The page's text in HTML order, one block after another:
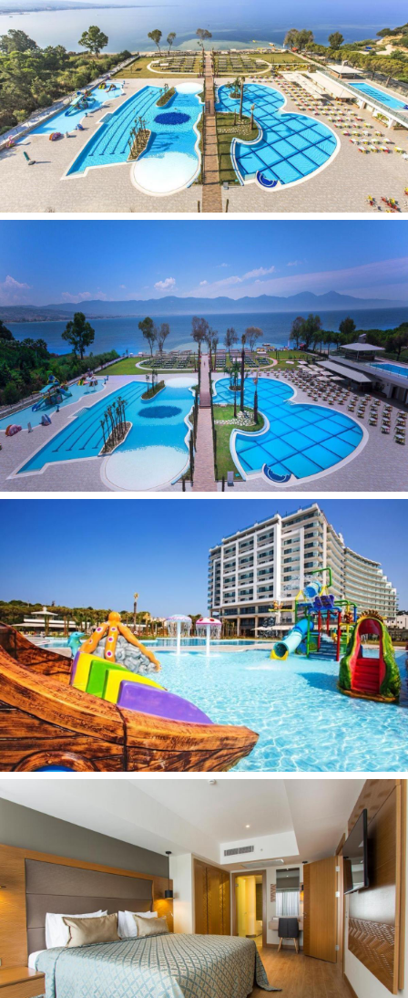
rankšluosčių keitimas: kasdien
aptarnavimas numeriuose: visą parą, mokamai
lyginimo lenta: pagal atskirą užklausimą
telefonas
kavos/arbatos rinkinys
internetas: Wi-Fi:nemokamai
Viešbučio teritorijoje:
restoranai: 1 (pagrindinis)
barai: 6
uždari baseinai: 1 (vienas iš jų Thalasso Therapy ir SPA
centre, už papildomą mokestį)
konferencijų salės: 4 (40-620 asm.)
prie baseino: paplūdimio rankšluosčiai:
nemokamai
prie baseino: skėčiai, gultai:nemokamai
drabužių valymo paslaugos
a la carte restoranai: 5 (azijietiškas, tarptautinis, Pietų
Amerikos, Tolimųjų Rytų organiškas vegetariškas - pagal
išankstinę rezervaciją, nemokamai; Tolimųjų Rytų, italų,
žuvies, BBQ - pagal išankstinę rezervaciją, už papildomą
mokestį)
konditerija
vandens kalneliai: 5
gydytojo iškvietimas
belaidis internetas (visoje viešbučio
teritorijoje):nemokamai
SPA procedūros už papildomą mokestį
vakariniai renginiai:nemokamai
sauna:nemokamai
pirtis: nemokamai
smiginis:
nemokamai
pilatesas:nemokamai
gyva muzika (tam tikromis dienomis):nemokamai
vandens sporto priemonės:už papildomą mokestį
masažas:už papildomą mokestį
turkiška pirtis (pagal išankstinę rezervaciją):nemokamai
treniruoklių salė:
pramoginiai renginiai:
stalo tenisas:
nemokamai
joga:nemokamai
vandens aerobika:nemokamai
sporto aikštelė:nemokamai
Vaikai nuo 8 mėn. iki 3 metų:
lovelė: pagal atskirą užklausimą
vaikiška kėdutė - pagal atskirą užklausimą